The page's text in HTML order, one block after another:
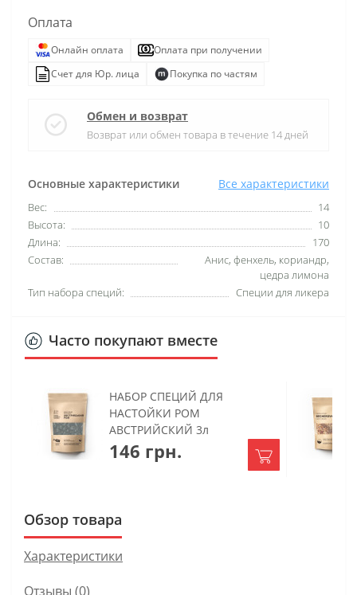
Основные характеристики Все характеристики
Вес:
14
Высота:
10
Длина:
170
Состав:
Анис, фенхель, кориандр,
цедра лимона
Тип набора специй:
Специи для ликера
Оплата
Онлайн оплата
Оплата при получении
Счет для Юр. лица
Покупка по частям
Обмен и возврат
Возврат или обмен товара в течение 14 дней
Часто покупают вместе
НАБОР СПЕЦИЙ ДЛЯ
НАСТОЙКИ РОМ
АВСТРИЙСКИЙ 3л
146 грн.
Обзор товара
Характеристики
Отзывы (0)